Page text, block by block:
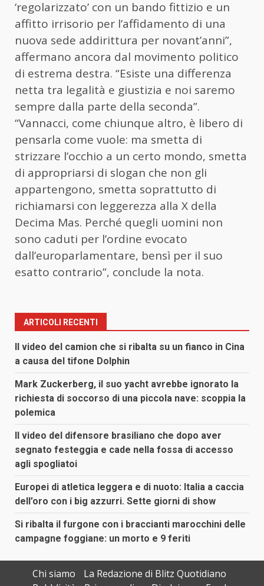
‘regolarizzato’ con un bando fittizio e un
affitto irrisorio per l’affidamento di una
nuova sede addirittura per novant’anni”,
affermano ancora dal movimento politico
di estrema destra. “Esiste una differenza
netta tra legalità e giustizia e noi saremo
sempre dalla parte della seconda”.
“Vannacci, come chiunque altro, è libero di
pensarla come vuole: ma smetta di
strizzare l’occhio a un certo mondo, smetta
di appropriarsi di slogan che non gli
appartengono, smetta soprattutto di
richiamarsi con leggerezza alla X della
Decima Mas. Perché quegli uomini non
sono caduti per l’ordine evocato
dall’europarlamentare, bensì per il suo
esatto contrario”, conclude la nota.
ARTICOLI RECENTI
Il video del camion che si ribalta su un fianco in Cina
a causa del tifone Dolphin
Mark Zuckerberg, il suo yacht avrebbe ignorato la
richiesta di soccorso di una piccola nave: scoppia la
polemica
Il video del difensore brasiliano che dopo aver
segnato festeggia e cade nella fossa di accesso
agli spogliatoi
Europei di atletica leggera e di nuoto: Italia a caccia
dell’oro con i big azzurri. Sette giorni di show
Si ribalta il furgone con i braccianti marocchini delle
campagne foggiane: un morto e 9 feriti
Chi siamo
La Redazione di Blitz Quotidiano